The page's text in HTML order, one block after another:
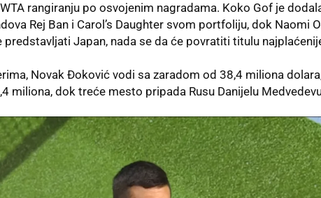
rangiranju po osvojenim nagradama. Koko Gof je
Rej Ban i Carol’s Daughter svom portfoliju, dok Naomi
predstavljati Japan, nada se da će povratiti titulu
Novak Đoković vodi sa zaradom od 38,4 miliona
miliona, dok treće mesto pripada Rusu Danijelu